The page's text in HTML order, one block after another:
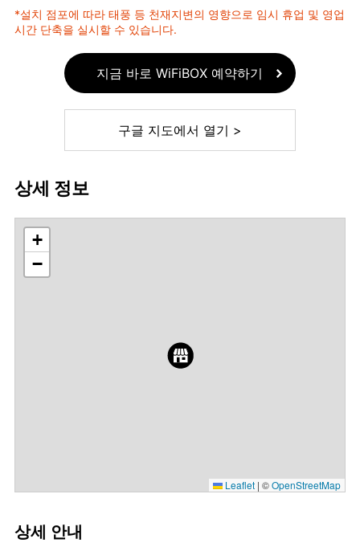
*설치 점포에 따라 태풍 등 천재지변의 영향으로 임시 휴업 및 영업
시간 단축을 실시할 수 있습니다.
지금 바로 WiFiBOX 예약하기
구글 지도에서 열기 >
상세 정보
+
−
Leaflet | ©OpenStreetMap
상세 안내